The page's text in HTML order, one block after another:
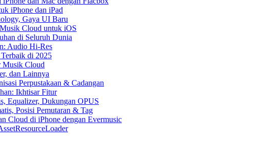
iPhone dan iPad
Gaya UI Baru
Cloud untuk iOS
di Seluruh Dunia
Audio Hi-Res
di 2025
Musik Cloud
dan Lainnya
Perpustakaan & Cadangan
Ikhtisar Fitur
Equalizer, Dukungan OPUS
Posisi Pemutaran & Tag
Cloud di iPhone dengan Evermusic